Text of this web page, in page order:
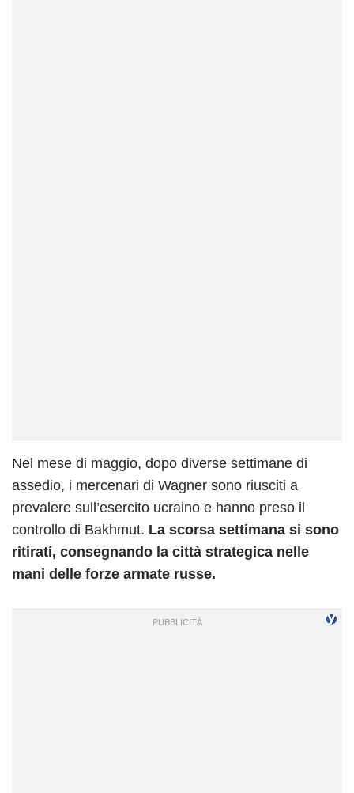
Nel mese di maggio, dopo diverse settimane di
assedio, i mercenari di Wagner sono riusciti a
prevalere sull’esercito ucraino e hanno preso il
controllo di Bakhmut. La scorsa settimana si sono
ritirati, consegnando la città strategica nelle
mani delle forze armate russe.